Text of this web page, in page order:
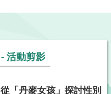
活動剪影
「丹麥女孩」探討性別